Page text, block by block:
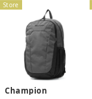
Store
Champion